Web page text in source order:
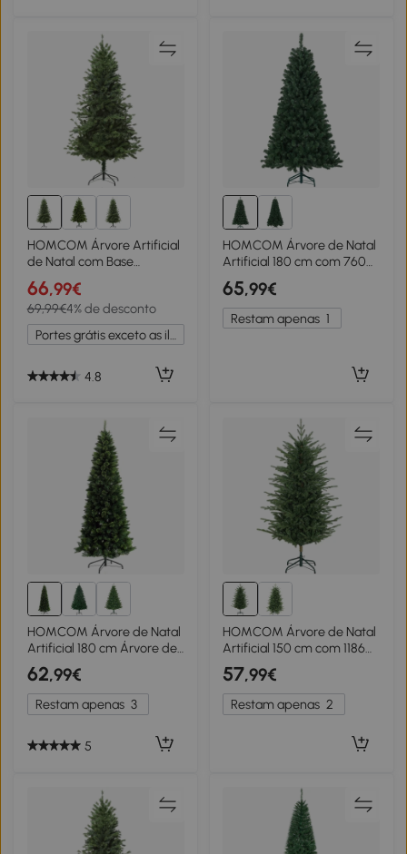
HOMCOM Árvore Artificial
de Natal com Base
Dobrável 696 Galhos PE
Tridente e PVC Individual
Árvore de Natal Decorativa
Exterior Interior Φ90x180
cm Verde
66,99€
69,99€4% de desconto
4.8
HOMCOM Árvore de Natal
Artificial 180 cm com 760
Ramos de Arame de
Memória e Base Recolhível
Árvore de Natal Verde
65,99€
Restam apenas 1
HOMCOM Árvore de Natal
Artificial 180 cm Árvore de
Natal com 648 Ramos Fácil
de Montar e Base
Desmontável de Aço
Ø70x180 cm Verde
62,99€
Restam apenas 3
5
HOMCOM Árvore de Natal
Artificial 150 cm com 1186
Ramos Densos Suporte
Metálico Dobrável para
Interior Verde
57,99€
Restam apenas 2